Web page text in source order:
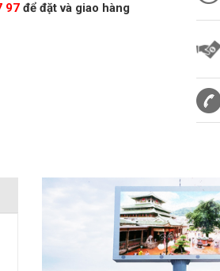
97 để đặt và giao hàng